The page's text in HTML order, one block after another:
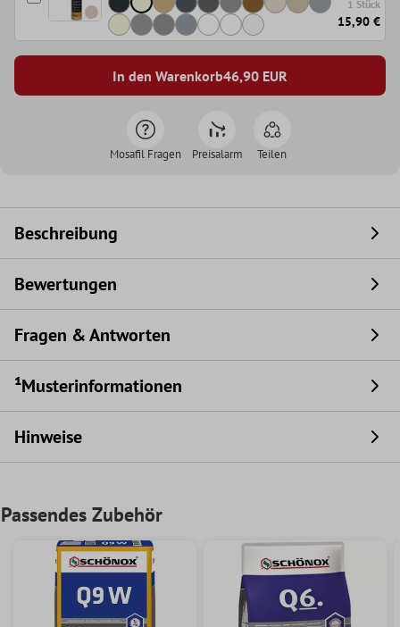
1 Stück
15,90 €
In den Warenkorb46,90 EUR
Mosafil Fragen Preisalarm Teilen
Beschreibung
Bewertungen
Fragen & Antworten
¹Musterinformationen
Hinweise
Passendes Zubehör